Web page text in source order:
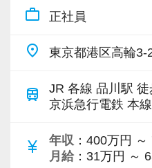
そこで、当社では上司
任せます。
世界で「生きる力」の
【ワークライフバラン
イルです！】
いただき、黒字の会社
社、上場会社の子会社
社など段階的に難易度
【徹底したペーパーレ
work_outline 正社員
place 東京都港区高輪3-
train
JR 各線 品川駅 徒
京浜急行電鉄 本
currency_yen 年収 ：400万円
月給 ：31万円 ～